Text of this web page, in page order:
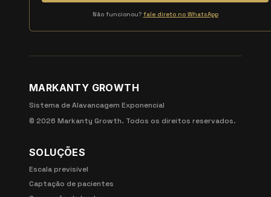
Não funcionou? fale direto no WhatsApp
MARKANTY GROWTH
Sistema de Alavancagem Exponencial
© 2026 Markanty Growth. Todos os direitos reservados.
SOLUÇÕES
Escala previsível
Captação de pacientes